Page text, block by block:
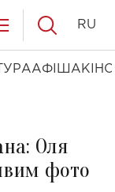
АФІША КІНО
RU
Оля
фото